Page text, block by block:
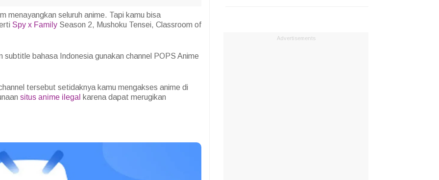
menayangkan seluruh anime. Tapi kamu bisa
Spy x Family Season 2, Mushoku Tensei, Classroom of
subtitle bahasa Indonesia gunakan channel POPS Anime
tersebut setidaknya kamu mengakses anime di
situs anime ilegal karena dapat merugikan
Advertisements